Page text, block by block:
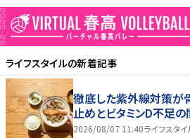
ライフスタイルの新着記事
徹底した紫外線対策が
止めとビタミンD不足
2026/08/07 11:40ライフスタイ